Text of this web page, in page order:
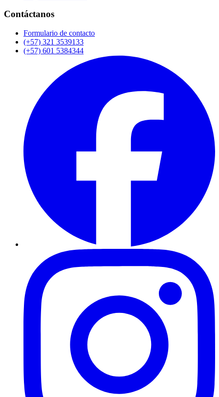
Contáctanos
Formulario de contacto
(+57) 321 3539133
(+57) 601 5384344